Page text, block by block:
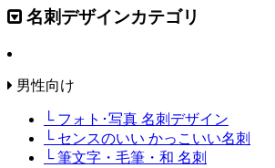
名刺デザインカテゴリ
男性向け
└ フォト･写真 名刺デザイン
└ センスのいい かっこいい名刺
└ 筆文字・毛筆・和 名刺